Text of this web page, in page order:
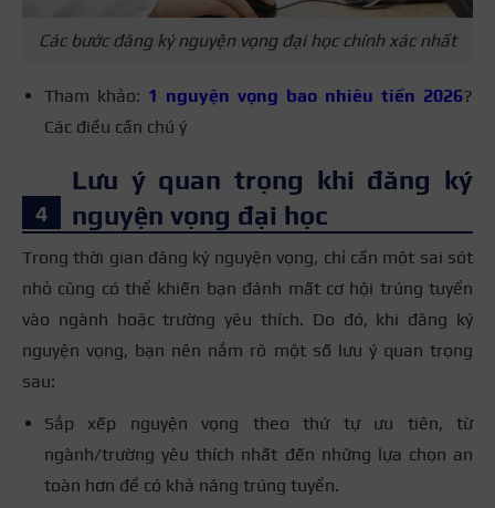
Các bước đăng ký nguyện vọng đại học chính xác nhất
Tham khảo: 1 nguyện vọng bao nhiêu tiền 2026?
Các điều cần chú ý
Lưu ý quan trọng khi đăng ký
nguyện vọng đại học
Trong thời gian đăng ký nguyện vọng, chỉ cần một sai sót
nhỏ cũng có thể khiến bạn đánh mất cơ hội trúng tuyển
vào ngành hoặc trường yêu thích. Do đó, khi đăng ký
nguyện vọng, bạn nên nắm rõ một số lưu ý quan trọng
sau:
Sắp xếp nguyện vọng theo thứ tự ưu tiên, từ
ngành/trường yêu thích nhất đến những lựa chọn an
toàn hơn để có khả năng trúng tuyển.